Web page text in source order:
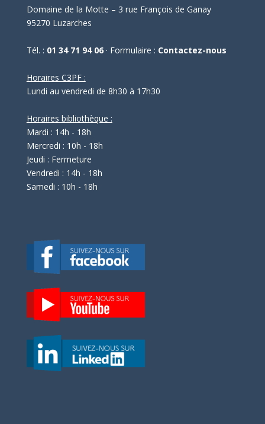
Domaine de la Motte – 3 rue François de Ganay
95270 Luzarches
Tél. : 01 34 71 94 06· Formulaire : Contactez-nous
Horaires C3PF :
Lundi au vendredi de 8h30 à 17h30
Horaires bibliothèque :
Mardi : 14h - 18h
Mercredi : 10h - 18h
Jeudi : Fermeture
Vendredi : 14h - 18h
Samedi : 10h - 18h